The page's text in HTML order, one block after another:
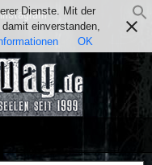
Instagram
Dienste. Mit der
einverstanden,
OK